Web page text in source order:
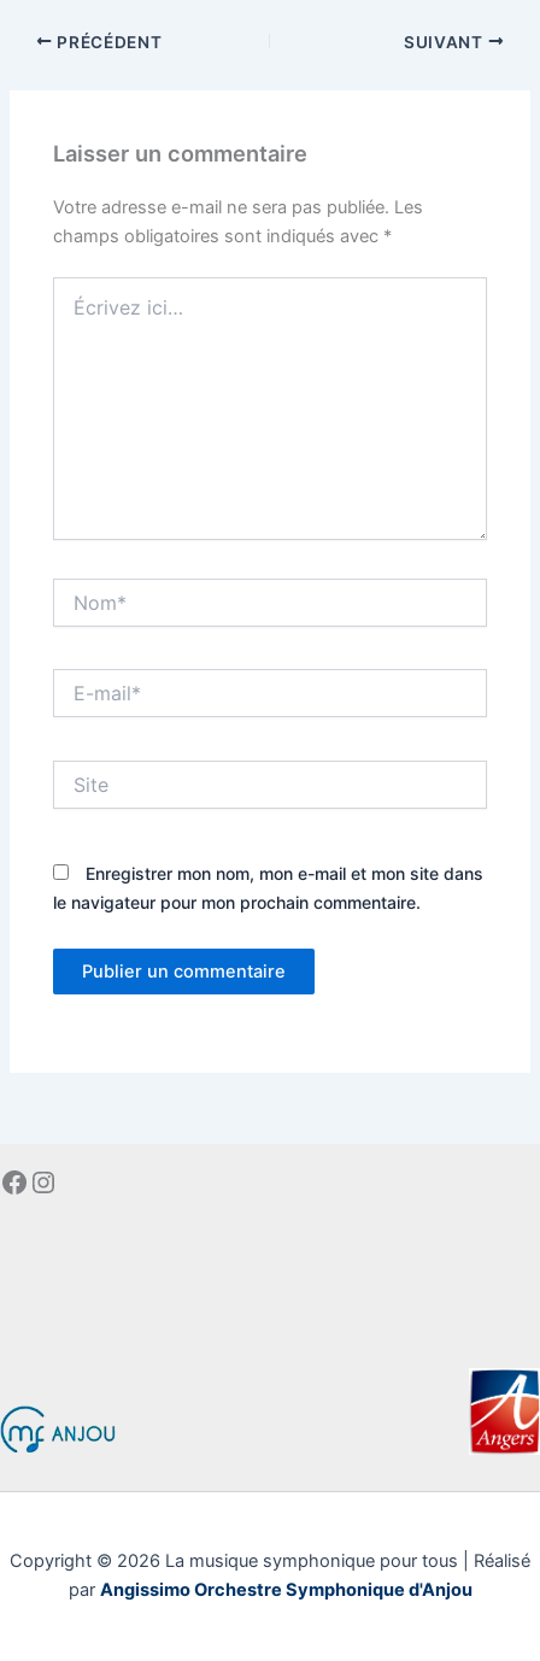
PRÉCÉDENT SUIVANT
Laisser un commentaire
Votre adresse e-mail ne sera pas publiée. Les
champs obligatoires sont indiqués avec *
ici…
mail*
Enregistrer mon nom, mon e-mail et mon site dans
le navigateur pour mon prochain commentaire.
Facebook
Instagram
Copyright © 2026 La musique symphonique pour tous | Réalisé
par Angissimo Orchestre Symphonique d'Anjou